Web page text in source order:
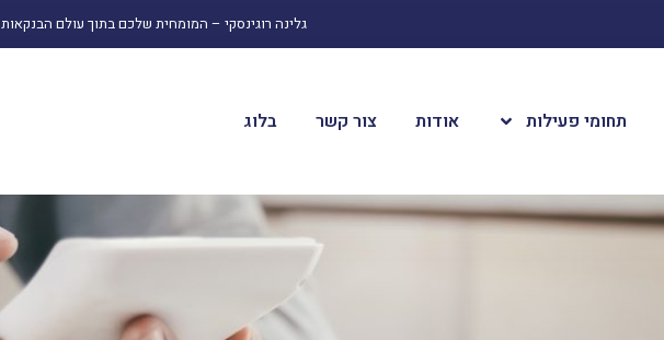
גלינה רוגינסקי – המומחית שלכם בתוך עולם הבנקאות
תחומי פעילות אודות צור קשר בלוג